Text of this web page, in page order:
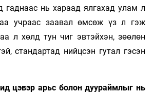
гаднаас нь хараад ялгахад улам л
учраас заавал өмсөж үз л гэж
л хөлд тун чиг эвтэйхэн, зөөлөн
стандартад нийцсэн гутал гэсэн
цэвэр арьс болон дуураймлыг нь